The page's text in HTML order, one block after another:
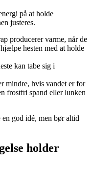
på at holde
justeres.
producerer varme, når de
hesten med at holde
kan tabe sig i
mindre, hvis vandet er for
frostfri spand eller lunken
god idé, men bør altid
holder